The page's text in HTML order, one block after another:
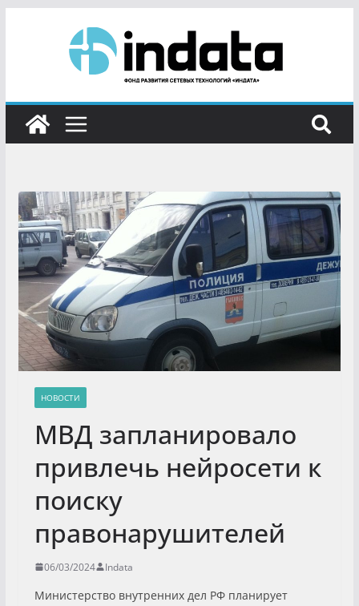
НОВОСТИ
МВД запланировало
привлечь нейросети к
поиску
правонарушителей
06/03/2024 Indata
Министерство внутренних дел РФ планирует